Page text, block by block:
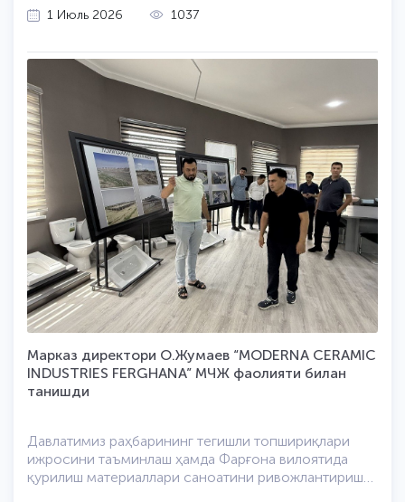
фаолиятини яқиндан ўрганди.Ўрганишлар давомида
маҳаллийлаштириш, экспорт, логистика ва малакали
кадрлар тайёрлаш билан боғлиқ масалалар
муҳокама қилинди.Шунингдек, газобетон ишлаб
чиқариш учун зарур хомашё базасини яхшилаш,
полиэтилен ва полипропилен таъминотини
кенгайтириш, импорт кимёвий қўшимчаларини
маҳаллийлаштириш ҳамда тайёр маҳсулотлар
экспортини ошириш бўйича таклифлар билдирилди.
Ташрифлар якунида штабда ишчи гуруҳ иштирокида
инновацион қурилиш материаллари ишлаб чиқариш,
мавжуд муаммолар ва уларнинг амалий ечимлари
муҳокама қилинди. Инновацион маҳсулотлар ишлаб
чиқаришни рағбатлантириш ва янги инвестиция
лойиҳаларини шакллантириш бўйича ўрганишлар
давом эттирилмоқда.
1 Июль 2026 1037
Марказ директори О.Жумаев “MODERNA CERAMIC
INDUSTRIES FERGHANA” МЧЖ фаолияти билан
танишди
Давлатимиз раҳбарининг тегишли топшириқлари
ижросини таъминлаш ҳамда Фарғона вилоятида
қурилиш материаллари саноатини ривожлантириш